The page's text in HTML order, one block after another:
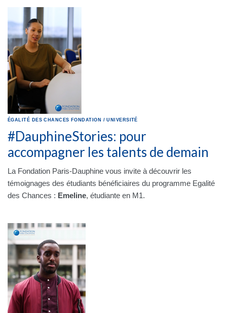
ÉGALITÉ DES CHANCES FONDATION /UNIVERSITÉ
#DauphineStories: pour
accompagner les talents de demain
La Fondation Paris-Dauphine vous invite à découvrir les
témoignages des étudiants bénéficiaires du programme Egalité
des Chances : Emeline, étudiante en M1.